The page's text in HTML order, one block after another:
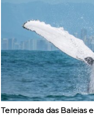
Temporada das Baleias